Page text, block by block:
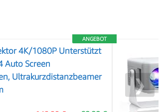
ANGEBOT
4K/1080P Unterstützt
Auto Screen
Ultrakurzdistanzbeamer
❯